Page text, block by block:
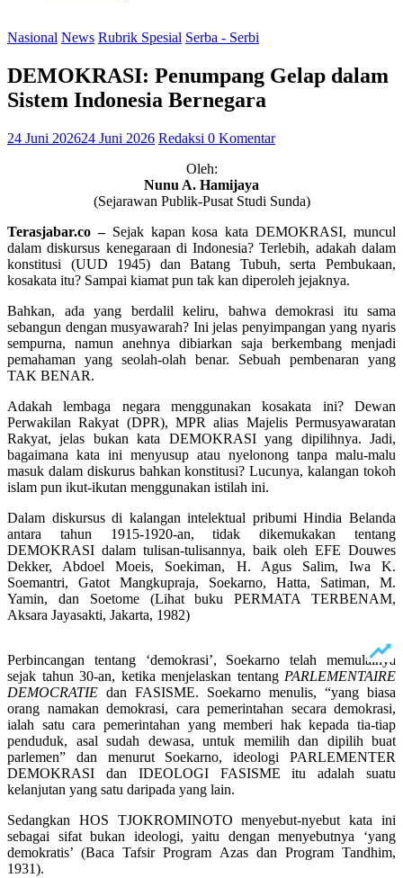
Nasional News Rubrik Spesial Serba - Serbi
DEMOKRASI: Penumpang Gelap dalam
Sistem Indonesia Bernegara
24 Juni 202624 Juni 2026 Redaksi 0 Komentar
Oleh:
Nunu A. Hamijaya
(Sejarawan Publik-Pusat Studi Sunda)
Terasjabar.co – Sejak kapan kosa kata DEMOKRASI, muncul
dalam diskursus kenegaraan di Indonesia? Terlebih, adakah dalam
konstitusi (UUD 1945) dan Batang Tubuh, serta Pembukaan,
kosakata itu? Sampai kiamat pun tak kan diperoleh jejaknya.
Bahkan, ada yang berdalil keliru, bahwa demokrasi itu sama
sebangun dengan musyawarah? Ini jelas penyimpangan yang nyaris
sempurna, namun anehnya dibiarkan saja berkembang menjadi
pemahaman yang seolah-olah benar. Sebuah pembenaran yang
TAK BENAR.
Adakah lembaga negara menggunakan kosakata ini? Dewan
Perwakilan Rakyat (DPR), MPR alias Majelis Permusyawaratan
Rakyat, jelas bukan kata DEMOKRASI yang dipilihnya. Jadi,
bagaimana kata ini menyusup atau nyelonong tanpa malu-malu
masuk dalam diskurus bahkan konstitusi? Lucunya, kalangan tokoh
islam pun ikut-ikutan menggunakan istilah ini.
Dalam diskursus di kalangan intelektual pribumi Hindia Belanda
antara tahun 1915-1920-an, tidak dikemukakan tentang
DEMOKRASI dalam tulisan-tulisannya, baik oleh EFE Douwes
Dekker, Abdoel Moeis, Soekiman, H. Agus Salim, Iwa K.
Soemantri, Gatot Mangkupraja, Soekarno, Hatta, Satiman, M.
Yamin, dan Soetome (Lihat buku PERMATA TERBENAM,
Aksara Jayasakti, Jakarta, 1982)
Perbincangan tentang ‘demokrasi’, Soekarno telah memulainya
sejak tahun 30-an, ketika menjelaskan tentang PARLEMENTAIRE
DEMOCRATIE dan FASISME. Soekarno menulis, “yang biasa
orang namakan demokrasi, cara pemerintahan secara demokrasi,
ialah satu cara pemerintahan yang memberi hak kepada tia-tiap
penduduk, asal sudah dewasa, untuk memilih dan dipilih buat
parlemen” dan menurut Soekarno, ideologi PARLEMENTER
DEMOKRASI dan IDEOLOGI FASISME itu adalah suatu
kelanjutan yang satu daripada yang lain.
Sedangkan HOS TJOKROMINOTO menyebut-nyebut kata ini
sebagai sifat bukan ideologi, yaitu dengan menyebutnya ‘yang
demokratis’ (Baca Tafsir Program Azas dan Program Tandhim,
1931).